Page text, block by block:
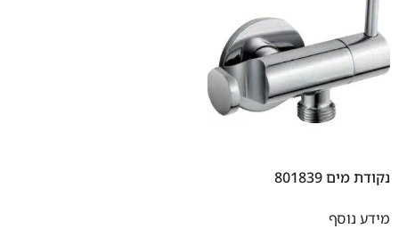
נקודת מים 801839
מידע נוסף